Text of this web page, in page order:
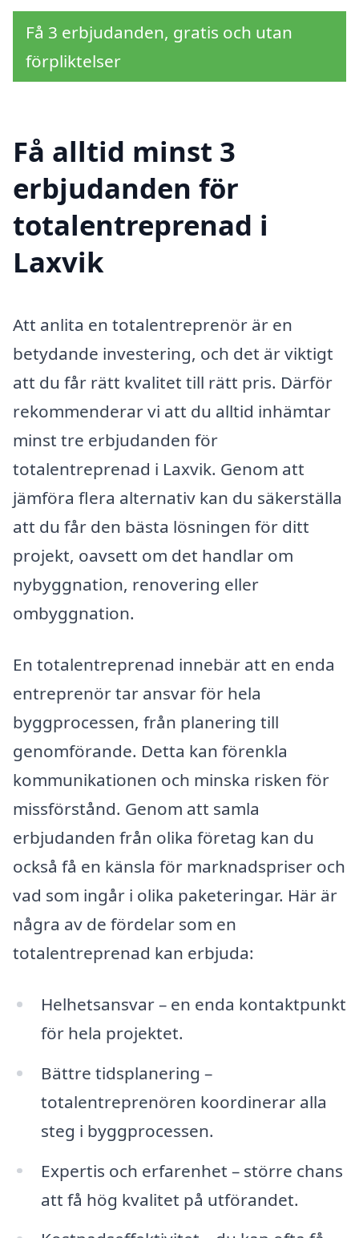
Få 3 erbjudanden, gratis och utan
förpliktelser
Få alltid minst 3
erbjudanden för
totalentreprenad i
Laxvik
Att anlita en totalentreprenör är en
betydande investering, och det är viktigt
att du får rätt kvalitet till rätt pris. Därför
rekommenderar vi att du alltid inhämtar
minst tre erbjudanden för
totalentreprenad i Laxvik. Genom att
jämföra flera alternativ kan du säkerställa
att du får den bästa lösningen för ditt
projekt, oavsett om det handlar om
nybyggnation, renovering eller
ombyggnation.
En totalentreprenad innebär att en enda
entreprenör tar ansvar för hela
byggprocessen, från planering till
genomförande. Detta kan förenkla
kommunikationen och minska risken för
missförstånd. Genom att samla
erbjudanden från olika företag kan du
också få en känsla för marknadspriser och
vad som ingår i olika paketeringar. Här är
några av de fördelar som en
totalentreprenad kan erbjuda:
Helhetsansvar – en enda kontaktpunkt
för hela projektet.
Bättre tidsplanering –
totalentreprenören koordinerar alla
steg i byggprocessen.
Expertis och erfarenhet – större chans
att få hög kvalitet på utförandet.